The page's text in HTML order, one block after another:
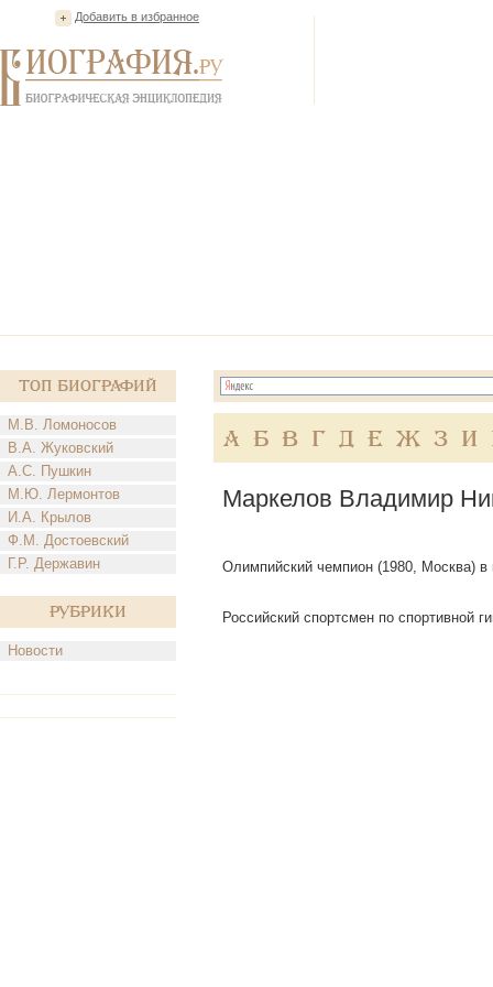
Добавить в избранное
Топ Биографий
М.В. Ломоносов
В.А. Жуковский
А.С. Пушкин
М.Ю. Лермонтов
И.А. Крылов
Ф.М. Достоевский
Г.Р. Державин
Рубрики
Новости
А Б В Г Д Е Ж З И
Маркелов Владимир
Олимпийский чемпион (1980, Москва) в
Российский спортсмен по спортивной